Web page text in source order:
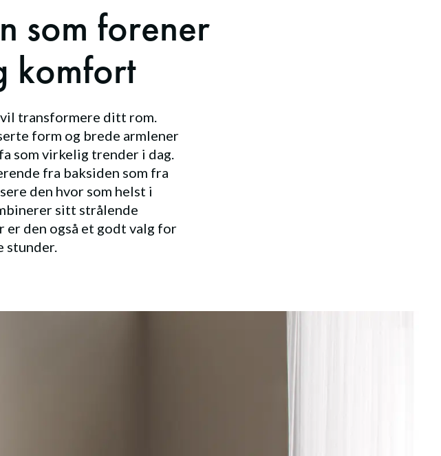
som forener
komfort
transformere ditt rom.
form og brede armlener
som virkelig trender i dag.
fra baksiden som fra
den hvor som helst i
sitt strålende
den også et godt valg for
stunder.